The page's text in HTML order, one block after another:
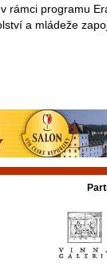
rámci programu
a mládeže